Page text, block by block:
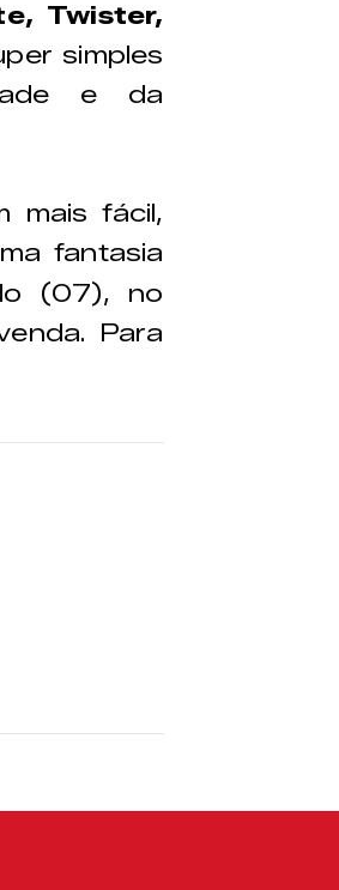
Twister,
simples
e da
mais fácil,
fantasia
(07), no
Para